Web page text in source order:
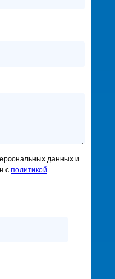
данных и
с политикой